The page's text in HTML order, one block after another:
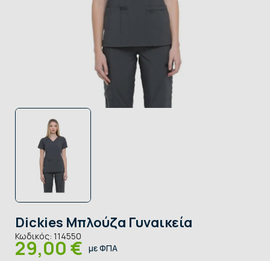
Dickies Μπλούζα Γυναικεία
Κωδικός: 114550
29,00 € με ΦΠΑ